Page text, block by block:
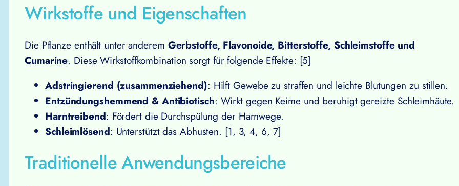
Wirkstoffe und Eigenschaften
Die Pflanze enthält unter anderem Gerbstoffe, Flavonoide, Bitterstoffe, Schleimstoffe und
Cumarine. Diese Wirkstoffkombination sorgt für folgende Effekte: [5]
Adstringierend (zusammenziehend): Hilft Gewebe zu straffen und leichte Blutungen zu stillen.
Entzündungshemmend & Antibiotisch: Wirkt gegen Keime und beruhigt gereizte Schleimhäute.
Harntreibend: Fördert die Durchspülung der Harnwege.
Schleimlösend: Unterstützt das Abhusten. [1, 3, 4, 6, 7]
Traditionelle Anwendungsbereiche